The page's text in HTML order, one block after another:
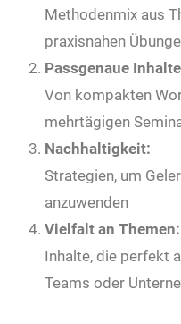
Methodenmix aus
praxisnahen
Passgenaue
Von kompakten
mehrtägigen
Nachhaltigkeit:
Strategien, um
anzuwenden
Vielfalt an Themen:
Inhalte, die perfekt
Teams oder